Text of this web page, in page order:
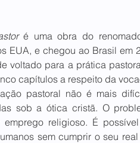
é uma obra do
EUA, e chegou ao Brasil em
voltado para a prática
capítulos a respeito da
pastoral não é mais
sob a ótica cristã. O
religioso. É
sem cumprir o seu